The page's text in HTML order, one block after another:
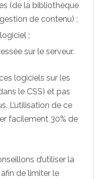
(de la bibliothèque
de contenu) ;
;
sur le serveur.
logiciels sur les
le CSS) et pas
L’utilisation de ce
facilement 30% de
d’utiliser la
afin de limiter le